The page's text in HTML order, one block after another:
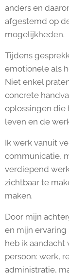
anders en
afgestemd op
mogelijkheden.
Tijdens
emotionele als
Niet enkel
concrete
oplossingen die
leven en de
Ik werk vanuit
communicatie,
verdiepend
zichtbaar te
maken.
Door mijn
en mijn
heb ik
persoon: werk,
administratie,